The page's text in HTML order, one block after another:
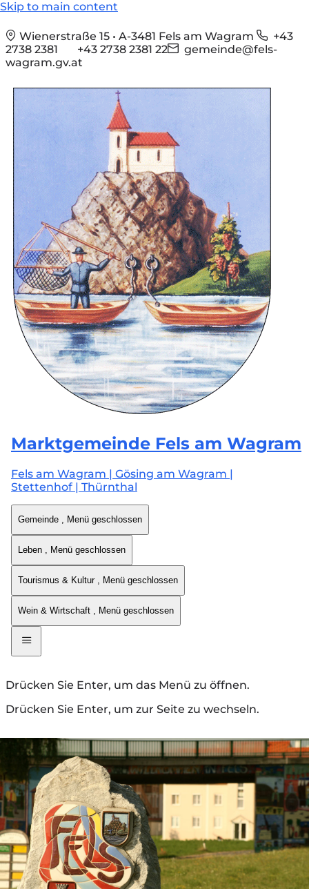
Skip to main content
Wienerstraße 15 • A-3481 Fels am Wagram
+43
2738 2381
+43 2738 2381 22
gemeinde@fels-
wagram.gv.at
Marktgemeinde Fels am Wagram
Fels am Wagram | Gösing am Wagram |
Stettenhof | Thürnthal
Gemeinde , Menü geschlossen
Leben , Menü geschlossen
Tourismus & Kultur , Menü geschlossen
Wein & Wirtschaft , Menü geschlossen
Drücken Sie Enter, um das Menü zu öffnen.
Drücken Sie Enter, um zur Seite zu wechseln.